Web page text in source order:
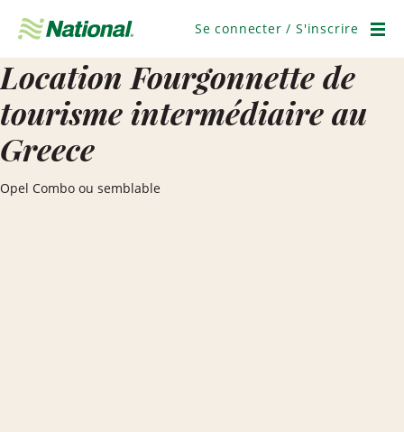
navigation
Se connecter / S'inscrire
Location Fourgonnette de
tourisme intermédiaire au
Greece
Opel Combo ou semblable